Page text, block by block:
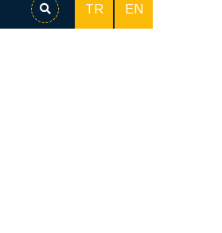
TR EN